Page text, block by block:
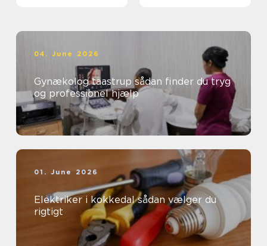
04. June 2026
Gynækolog taastrup sådan finder du tryg
og professionel hjælp
01. June 2026
Elektriker i kokkedal sådan vælger du
rigtigt